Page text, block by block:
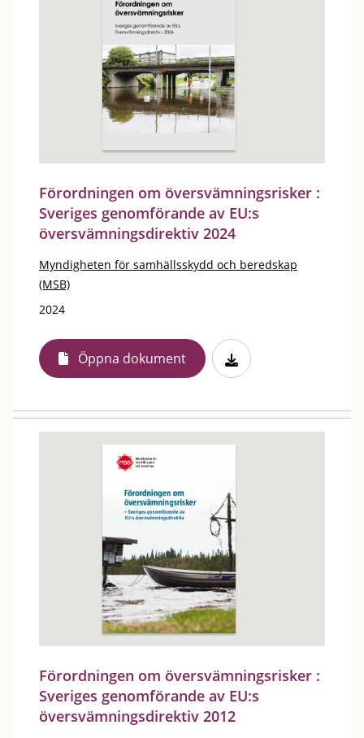
Förordningen om översvämningsrisker :
Sveriges genomförande av EU:s
översvämningsdirektiv 2024
Myndigheten för samhällsskydd och beredskap
(MSB)
2024
Öppna dokument
Förordningen om översvämningsrisker :
Sveriges genomförande av EU:s
översvämningsdirektiv 2012